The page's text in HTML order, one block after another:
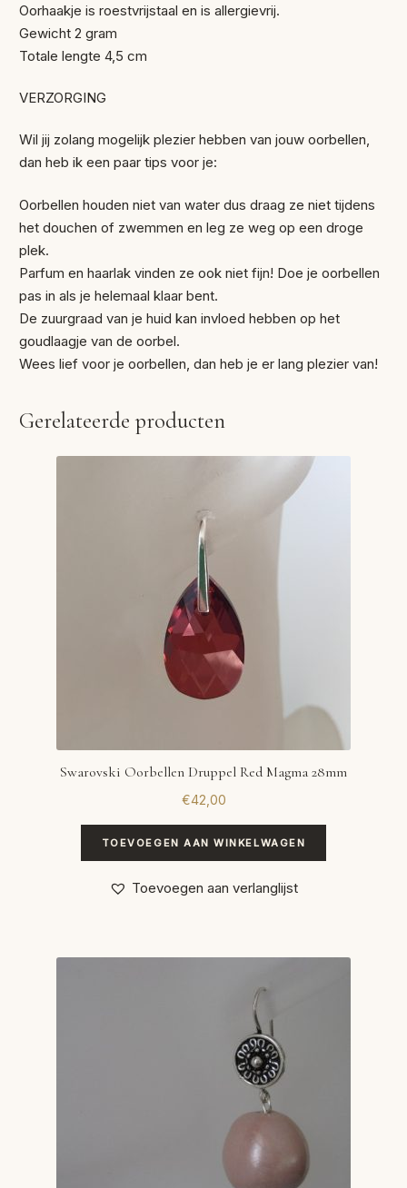
Oorhaakje is roestvrijstaal en is allergievrij.
Gewicht 2 gram
Totale lengte 4,5 cm
VERZORGING
Wil jij zolang mogelijk plezier hebben van jouw oorbellen,
dan heb ik een paar tips voor je:
Oorbellen houden niet van water dus draag ze niet tijdens
het douchen of zwemmen en leg ze weg op een droge
plek.
Parfum en haarlak vinden ze ook niet fijn! Doe je oorbellen
pas in als je helemaal klaar bent.
De zuurgraad van je huid kan invloed hebben op het
goudlaagje van de oorbel.
Wees lief voor je oorbellen, dan heb je er lang plezier van!
Gerelateerde producten
Swarovski Oorbellen Druppel Red Magma 28mm
€42,00
TOEVOEGEN AAN WINKELWAGEN
Toevoegen aan verlanglijst